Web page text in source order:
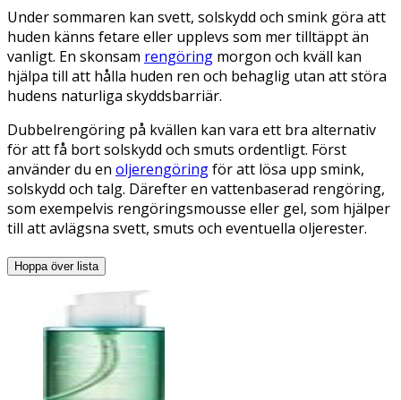
Under sommaren kan svett, solskydd och smink göra att
huden känns fetare eller upplevs som mer tilltäppt än
vanligt. En skonsam rengöring morgon och kväll kan
hjälpa till att hålla huden ren och behaglig utan att störa
hudens naturliga skyddsbarriär.
Dubbelrengöring på kvällen kan vara ett bra alternativ
för att få bort solskydd och smuts ordentligt. Först
använder du en oljerengöringför att lösa upp smink,
solskydd och talg. Därefter en vattenbaserad rengöring,
som exempelvis rengöringsmousse eller gel, som hjälper
till att avlägsna svett, smuts och eventuella oljerester.
Hoppa över lista